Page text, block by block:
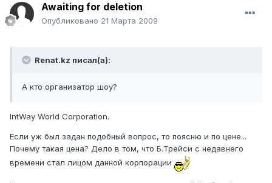
Awaiting for deletion
Опубликовано 21 Марта 2009
Renat.kz писал(а):
А кто организатор шоу?
IntWay World Corporation.
Если уж был задан подобный вопрос, то поясню и по цене...
Почему такая цена? Дело в том, что Б.Трейси с недавнего
времени стал лицом данной корпорации